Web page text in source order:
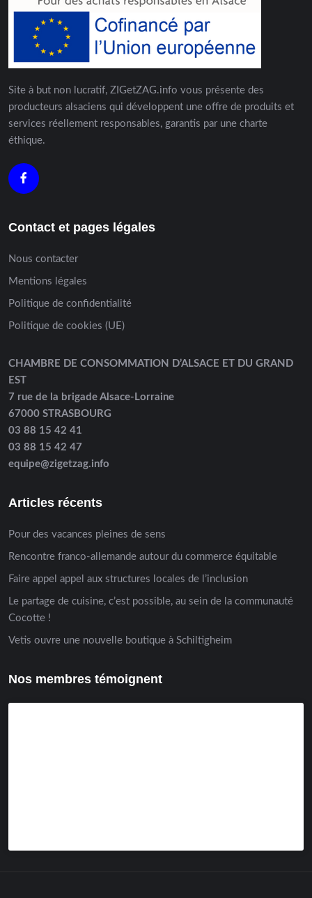
Site à but non lucratif, ZIGetZAG.info vous présente des
producteurs alsaciens qui développent une offre de produits et
services réellement responsables, garantis par une charte
éthique.
Contact et pages légales
Nous contacter
Mentions légales
Politique de confidentialité
Politique de cookies (UE)
CHAMBRE DE CONSOMMATION D’ALSACE ET DU GRAND
EST
7 rue de la brigade Alsace-Lorraine
67000 STRASBOURG
03 88 15 42 41
03 88 15 42 47
equipe@zigetzag.info
Articles récents
Pour des vacances pleines de sens
Rencontre franco-allemande autour du commerce équitable
Faire appel appel aux structures locales de l’inclusion
Le partage de cuisine, c’est possible, au sein de la communauté
Cocotte !
Vetis ouvre une nouvelle boutique à Schiltigheim
Nos membres témoignent